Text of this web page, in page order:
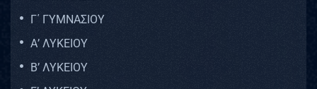
Γ΄ ΓΥΜΝΑΣΙΟΥ
Α’ ΛΥΚΕΙΟΥ
Β’ ΛΥΚΕΙΟΥ